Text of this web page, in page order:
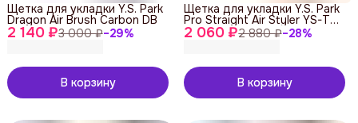
2 140 ₽3 000 ₽−29%
Щетка для укладки Y.S. Park
Dragon Air Brush Carbon DB
В корзину
2 060 ₽2 880 ₽−28%
Щетка для укладки Y.S. Park
Pro Straight Air Styler YS-T09
Orange
В корзину